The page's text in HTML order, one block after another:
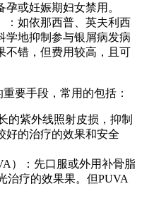
或妊娠期妇女禁用。
：如依那西普、英夫利西
学地抑制参与银屑病发病
不错，但费用较高，且可
要手段，常用的包括：
的紫外线照射皮损，抑制
好的治疗的效果和安全
）：先口服或外用补骨脂
治疗的效果果。但PUVA